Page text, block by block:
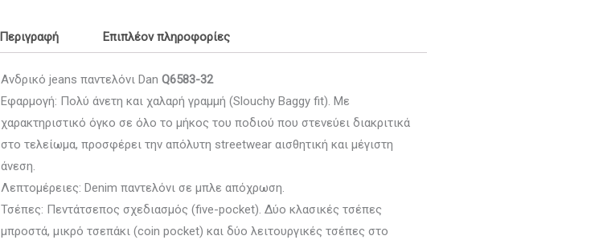
Περιγραφή Επιπλέον πληροφορίες
Ανδρικό jeans παντελόνι Dan Q6583-32
Εφαρμογή: Πολύ άνετη και χαλαρή γραμμή (Slouchy Baggy fit). Με
χαρακτηριστικό όγκο σε όλο το μήκος του ποδιού που στενεύει διακριτικά
στο τελείωμα, προσφέρει την απόλυτη streetwear αισθητική και μέγιστη
άνεση.
Λεπτομέρειες: Denim παντελόνι σε μπλε απόχρωση.
Τσέπες: Πεντάτσεπος σχεδιασμός (five-pocket). Δύο κλασικές τσέπες
μπροστά, μικρό τσεπάκι (coin pocket) και δύο λειτουργικές τσέπες στο